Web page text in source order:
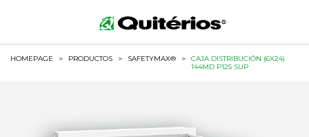
HOMEPAGE > PRODUCTOS > SAFETYMAX® >
CAJA DISTRIBUCIÓN (6X24)
144MD P125 SUP